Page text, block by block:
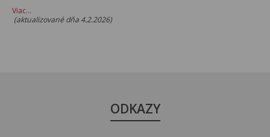
Viac…
(aktualizované dňa 4.2.2026)
ODKAZY